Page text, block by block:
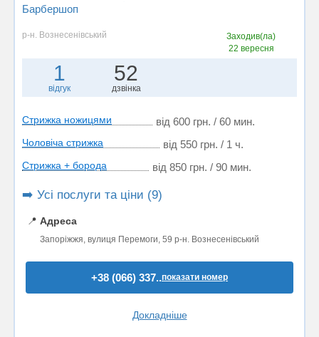
Барбершоп
р-н. Вознесенівський
Заходив(ла)
22 вересня
1
відгук
52
дзвінка
Стрижка ножицями від 600 грн. / 60 мин.
Чоловіча стрижка від 550 грн. / 1 ч.
Стрижка + борода від 850 грн. / 90 мин.
➡️ Усі послуги та ціни (9)
📍 Адреса
Запоріжжя, вулиця Перемоги, 59 р-н. Вознесенівський
+38 (066) 337..показати номер
Докладніше